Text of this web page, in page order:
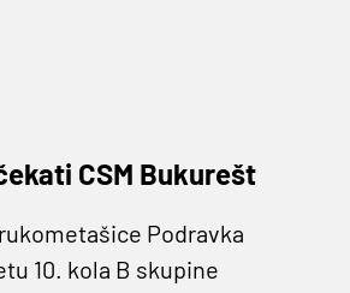
CSM Bukurešt
Podravka
10. kola B skupine